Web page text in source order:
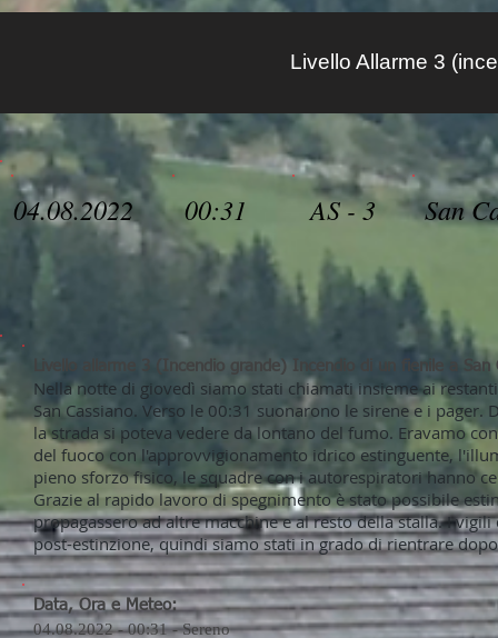
Livello Allarme 3
04.08.2022 00:31 AS - 3 San
Livello allarme 3 (Incendio grande) Incendio di un fienile a San
Nella notte di giovedì siamo stati chiamati insieme ai
San Cassiano. Verso le 00:31 suonarono le sirene e i
la strada si poteva vedere da lontano del fumo. Eravamo
del fuoco con l'approvvigionamento idrico estinguente,
pieno sforzo fisico, le squadre con i autorespiratori hanno
Grazie al rapido lavoro di spegnimento è stato possibile
propagassero ad altre macchine e al resto della stalla. I
post-estinzione, quindi siamo stati in grado di rientrare
Data, Ora e Meteo:
04.08.2022 - 00:31 - Sereno